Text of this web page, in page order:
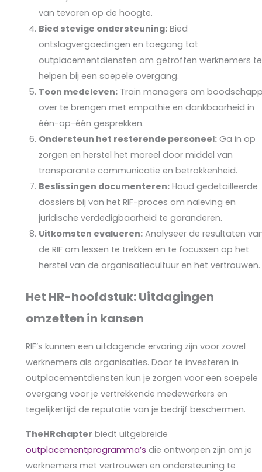
van tevoren op de hoogte.
Bied stevige ondersteuning: Bied
ontslagvergoedingen en toegang tot
outplacementdiensten om getroffen werknemers te
helpen bij een soepele overgang.
Toon medeleven: Train managers om
over te brengen met empathie en dankbaarheid in
één-op-één gesprekken.
Ondersteun het resterende personeel: Ga in op
zorgen en herstel het moreel door middel van
transparante communicatie en betrokkenheid.
Beslissingen documenteren: Houd gedetailleerde
dossiers bij van het RIF-proces om naleving en
juridische verdedigbaarheid te garanderen.
Uitkomsten evalueren: Analyseer de resultaten
de RIF om lessen te trekken en te focussen op het
herstel van de organisatiecultuur en het vertrouwen.
Het HR-hoofdstuk: Uitdagingen
omzetten in kansen
RIF’s kunnen een uitdagende ervaring zijn voor zowel
werknemers als organisaties. Door te investeren in
outplacementdiensten kun je zorgen voor een soepele
overgang voor je vertrekkende medewerkers en
tegelijkertijd de reputatie van je bedrijf beschermen.
TheHRchapter biedt uitgebreide
outplacementprogramma’s die ontworpen zijn om je
werknemers met vertrouwen en ondersteuning te